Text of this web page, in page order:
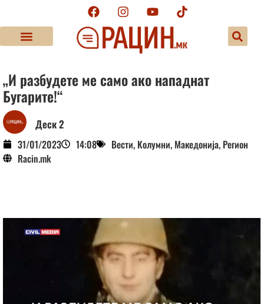
„И разбудете ме само ако нападнат
Бугарите!“
Деск 2
31/01/2023 14:08 Вести, Колумни, Македонија, Регион
Racin.mk